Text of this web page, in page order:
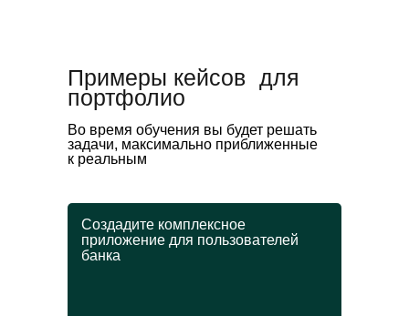
Примеры кейсов для
портфолио
Во время обучения вы будет решать
задачи, максимально приближенные
к реальным
Создадите комплексное
приложение для пользователей
банка